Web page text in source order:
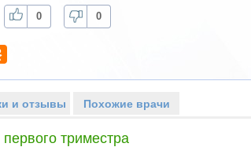
0 0
и отзывы Похожие врачи
триместра